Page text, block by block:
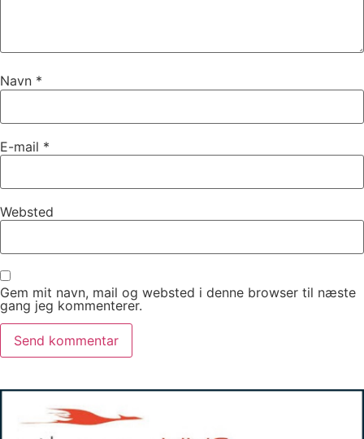
Navn *
E-mail *
Websted
Gem mit navn, mail og websted i denne browser til næste
gang jeg kommenterer.